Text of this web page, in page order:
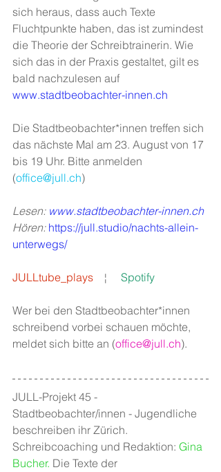
sich heraus, dass auch Texte
Fluchtpunkte haben, das ist zumindest
die Theorie der Schreibtrainerin. Wie
sich das in der Praxis gestaltet, gilt es
bald nachzulesen auf
www.stadtbeobachter-innen.ch
Die Stadtbeobachter*innen treffen sich
das nächste Mal am 23. August von 17
bis 19 Uhr. Bitte anmelden
(office@jull.ch)
Lesen: www.stadtbeobachter-innen.ch
Hören: https://jull.studio/nachts-allein-
unterwegs/
JULLtube_plays
   ¦
Spotify
Wer bei den Stadtbeobachter*innen
schreibend vorbei schauen möchte,
meldet sich bitte an (office@jull.ch).
JULL-Projekt 45 -
Stadtbeobachter/innen - Jugendliche
beschreiben ihr Zürich.
Schreibcoaching und Redaktion: Gina
Bucher. Die Texte der